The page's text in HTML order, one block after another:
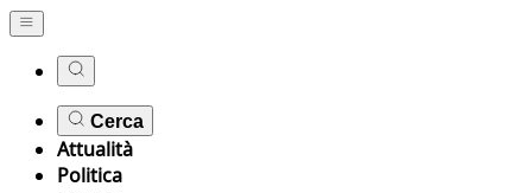
Cerca
Attualità
Politica